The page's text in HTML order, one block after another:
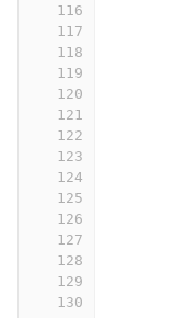
116
117
118
119
120
121
122
123
124
125
126
127
128
129
130